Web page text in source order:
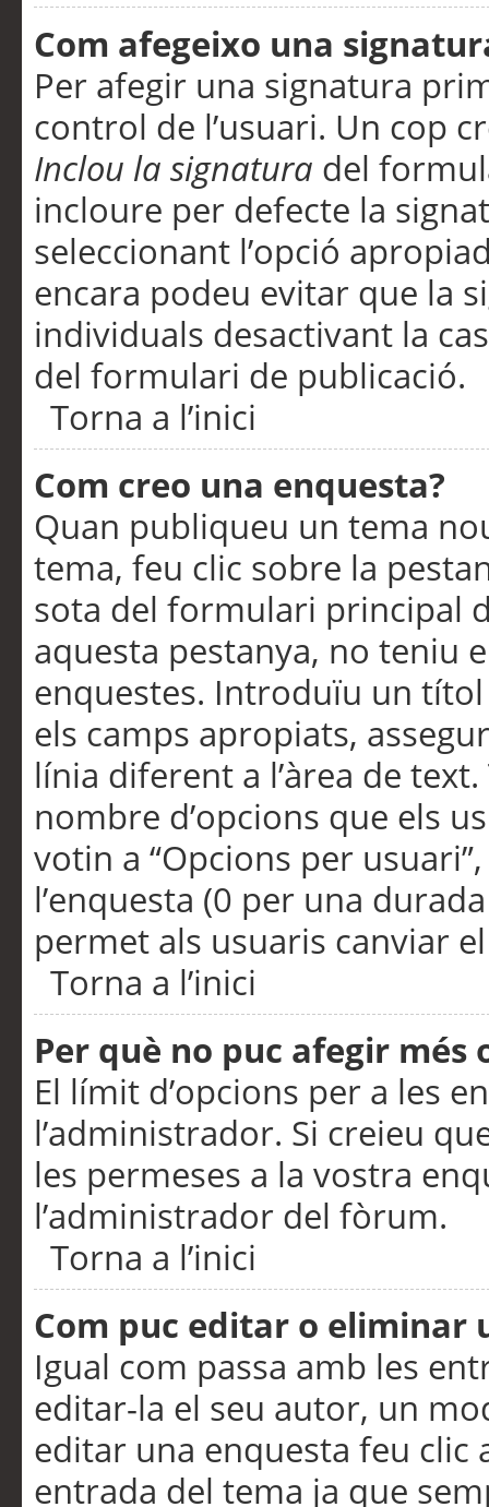
Com afegeixo una
Per afegir una signatura
control de l’usuari. Un cop
Inclou la signatura del
incloure per defecte la
seleccionant l’opció
encara podeu evitar que la
individuals desactivant la
del formulari de publicació.
Torna a l’inici
Com creo una enquesta?
Quan publiqueu un tema
tema, feu clic sobre la
sota del formulari principal
aquesta pestanya, no teniu
enquestes. Introduïu un
els camps apropiats,
línia diferent a l’àrea de
nombre d’opcions que els
votin a “Opcions per
l’enquesta (0 per una
permet als usuaris canviar
Torna a l’inici
Per què no puc afegir més
El límit d’opcions per a les
l’administrador. Si creieu
les permeses a la vostra
l’administrador del fòrum.
Torna a l’inici
Com puc editar o eliminar
Igual com passa amb les
editar-la el seu autor, un
editar una enquesta feu clic
entrada del tema ja que